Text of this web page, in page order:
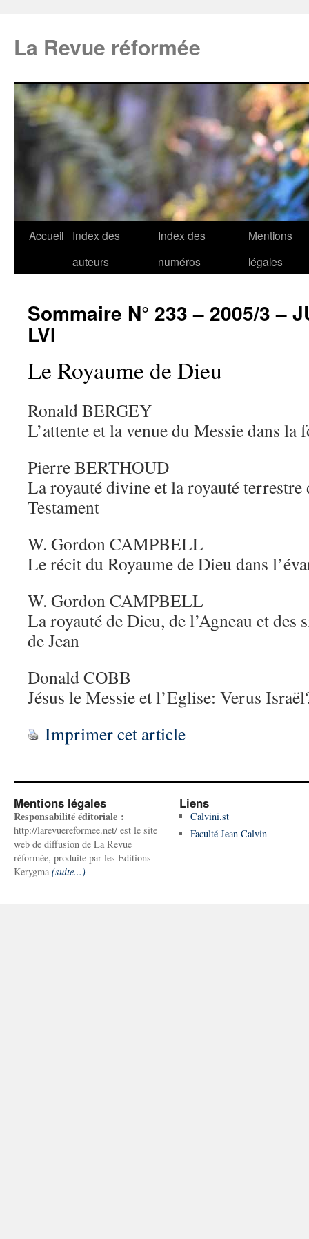
La Revue réformée
Accueil
Index des
auteurs
Index des
numéros
Mentions
légales
Sommaire N° 233 – 2005/3 –
LVI
Le Royaume de Dieu
Ronald BERGEY
L’attente et la venue du Messie dans la
Pierre BERTHOUD
La royauté divine et la royauté terrestre
Testament
W. Gordon CAMPBELL
Le récit du Royaume de Dieu dans
W. Gordon CAMPBELL
La royauté de Dieu, de l’Agneau et des
de Jean
Donald COBB
Jésus le Messie et l’Eglise: Verus
Imprimer cet article
Mentions légales
Responsabilité éditoriale :
http://larevuereformee.net/ est le site
web de diffusion de La Revue
réformée, produite par les Editions
Kerygma (suite...)
Liens
Calvini.st
Faculté Jean Calvin